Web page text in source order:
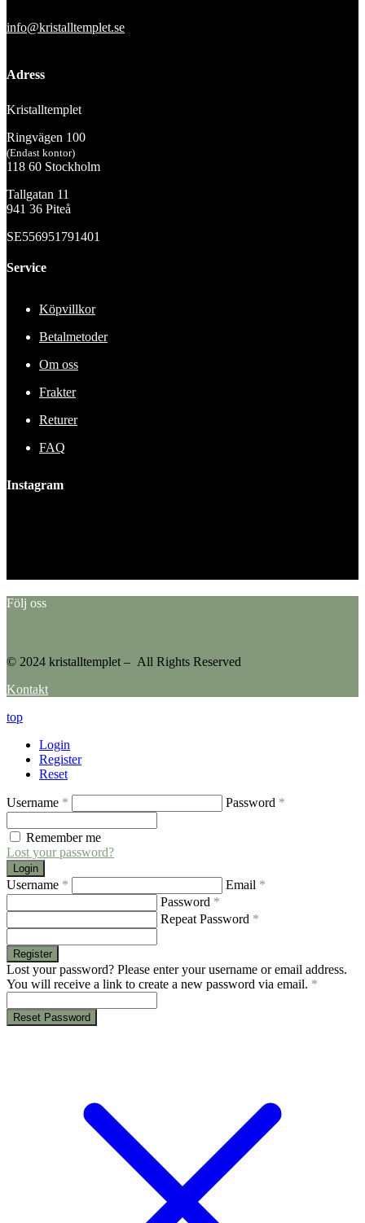
info@kristalltemplet.se
Adress
Kristalltemplet
Ringvägen 100
(Endast kontor)
118 60 Stockholm
Tallgatan 11
941 36 Piteå
SE556951791401
Service
Köpvillkor
Betalmetoder
Om oss
Frakter
Returer
FAQ
Instagram
Följ oss
© 2024 kristalltemplet – All Rights Reserved
Kontakt
top
Login
Register
Reset
Username * Password *
Remember me
Lost your password?
Login
Username * Email *
Password *
Repeat Password *
Register
Lost your password? Please enter your username or email address.
You will receive a link to create a new password via email. *
Reset Password